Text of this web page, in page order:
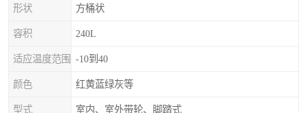
形状 方桶状
容积 240L
适应温度范围 -10到40
颜色 红黄蓝绿灰等
型式 室内、室外带轮、脚踏式